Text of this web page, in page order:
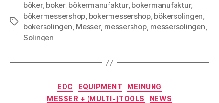
Schlagwörter
böker, boker, bökermanufaktur, bokermanufaktur,
bökermessershop, bokermessershop, bökersolingen,
bokersolingen, Messer, messershop, messersolingen,
Solingen
Kategorien
EDC EQUIPMENT
MEINUNG
MESSER + (MULTI-)TOOLS
NEWS